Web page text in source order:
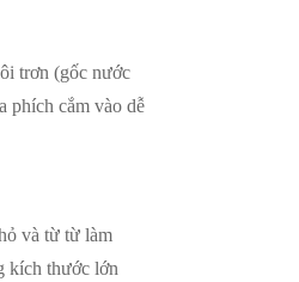
trơn (gốc nước
phích cắm vào dễ
và từ từ làm
kích thước lớn